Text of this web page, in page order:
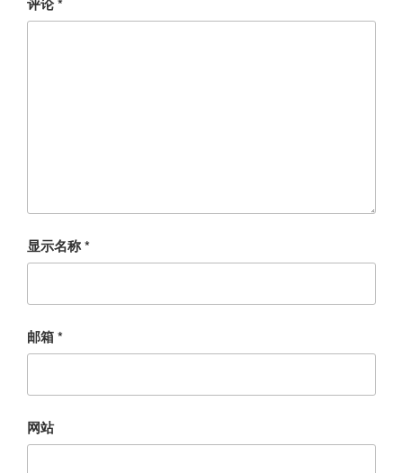
显示名称*
邮箱*
网站